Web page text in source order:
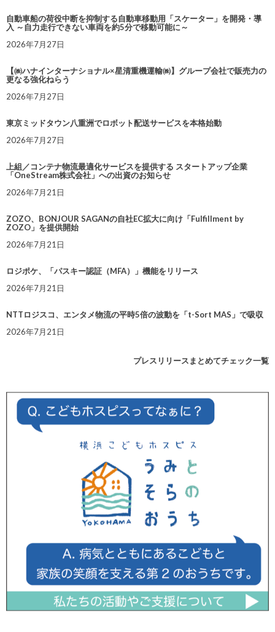
自動車船の荷役中断を抑制する自動車移動用「スケーター」を開発・導
入 ～自力走行できない車両を約5分で移動可能に～
2026年7月27日
【㈱ハナインターナショナル×星清重機運輸㈱】グループ会社で販売力の
更なる強化ねらう
2026年7月27日
東京ミッドタウン八重洲でロボット配送サービスを本格始動
2026年7月27日
上組／コンテナ物流最適化サービスを提供する スタートアップ企業
「OneStream株式会社」への出資のお知らせ
2026年7月21日
ZOZO、BONJOUR SAGANの自社EC拡大に向け「Fulfillment by
ZOZO」を提供開始
2026年7月21日
ロジポケ、「パスキー認証（MFA）」機能をリリース
2026年7月21日
NTTロジスコ、エンタメ物流の平時5倍の波動を「t-Sort MAS」で吸収
2026年7月21日
プレスリリースまとめてチェック一覧